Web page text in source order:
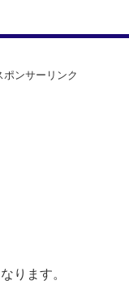
ポンサーリンク
ります。